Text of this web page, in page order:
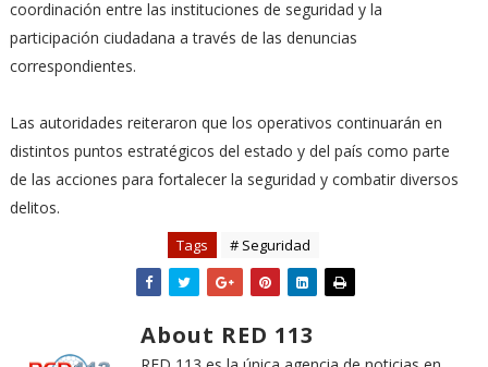
coordinación entre las instituciones de seguridad y la
participación ciudadana a través de las denuncias
correspondientes.
Las autoridades reiteraron que los operativos continuarán en
distintos puntos estratégicos del estado y del país como parte
de las acciones para fortalecer la seguridad y combatir diversos
delitos.
Tags # Seguridad
About RED 113